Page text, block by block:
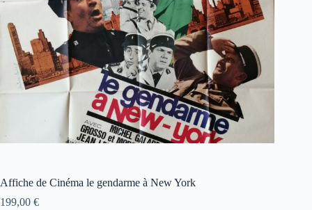
Affiche de Cinéma le gendarme à New York
199,00 €